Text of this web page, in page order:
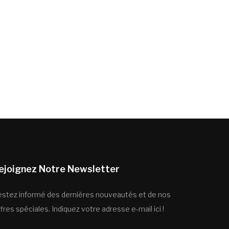
Notre Newsletter
informé des dernières nouveautés et de nos
spéciales. Indiquez votre adresse e-mail ici !